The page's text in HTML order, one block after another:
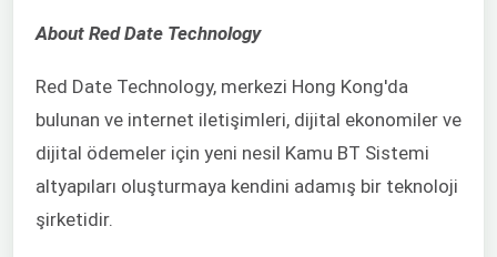
About Red Date Technology
Red Date Technology, merkezi Hong Kong'da
bulunan ve internet iletişimleri, dijital ekonomiler ve
dijital ödemeler için yeni nesil Kamu BT Sistemi
altyapıları oluşturmaya kendini adamış bir teknoloji
şirketidir.